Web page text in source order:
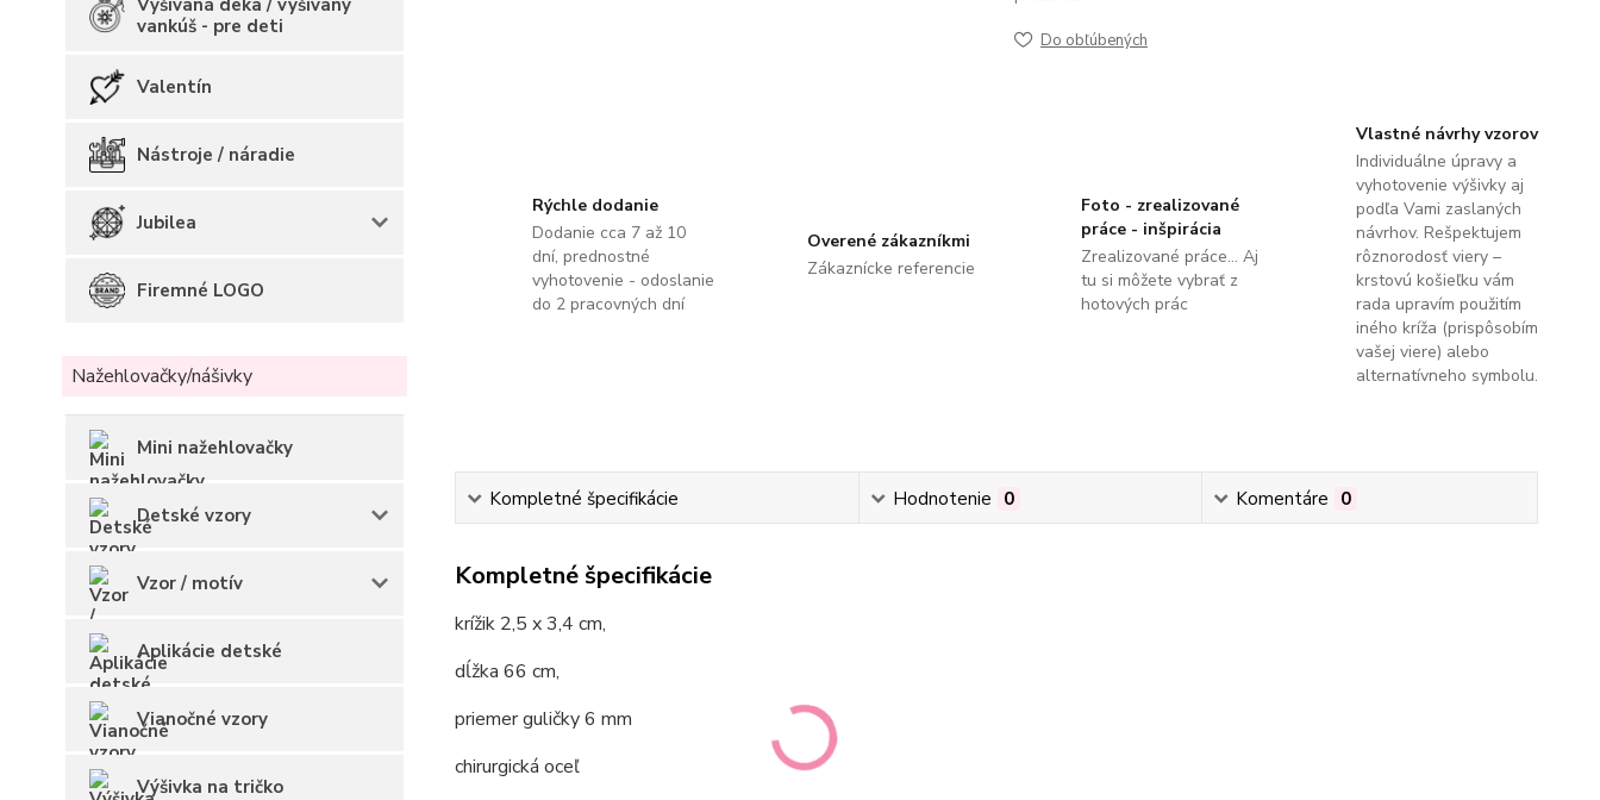
Vyšívaná deka / vyšívaný
vankúš - pre deti
Valentín
Nástroje / náradie
Jubilea
Firemné LOGO
Nažehlovačky/nášivky
Mini nažehlovačky
Detské vzory
Vzor / motív
Aplikácie detské
Vianočné vzory
Výšivka na tričko
Do obľúbených
Rýchle dodanie
Dodanie cca 7 až 10
dní, prednostné
vyhotovenie - odoslanie
do 2 pracovných dní
Overené zákazníkmi
Zákaznícke referencie
Foto - zrealizované
práce - inšpirácia
Zrealizované práce... Aj
tu si môžete vybrať z
hotových prác
Vlastné návrhy vzorov
Individuálne úpravy a
vyhotovenie výšivky aj
podľa Vami zaslaných
návrhov. Rešpektujem
rôznorodosť viery –
krstovú košieľku vám
rada upravím použitím
iného kríža (prispôsobím
vašej viere) alebo
alternatívneho symbolu.
Kompletné špecifikácie Hodnotenie 0 Komentáre 0
Kompletné špecifikácie
krížik 2,5 x 3,4 cm,
dĺžka 66 cm,
priemer guličky 6 mm
chirurgická oceľ